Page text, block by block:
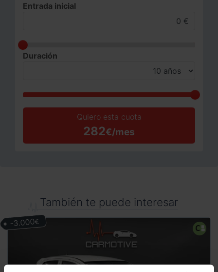
Entrada inicial
Duración
Quiero esta cuota
282€/mes
También te puede interesar
-3.000€